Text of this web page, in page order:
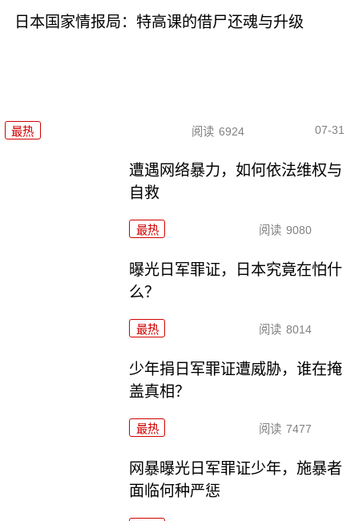
日本国家情报局：特高课的借尸还魂与升级
最热 阅读 6924 07-31
遭遇网络暴力，如何依法维权与
自救
最热 阅读 9080
曝光日军罪证，日本究竟在怕什
么？
最热 阅读 8014
少年捐日军罪证遭威胁，谁在掩
盖真相？
最热 阅读 7477
网暴曝光日军罪证少年，施暴者
面临何种严惩